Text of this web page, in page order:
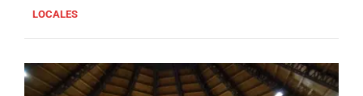
LOCALES